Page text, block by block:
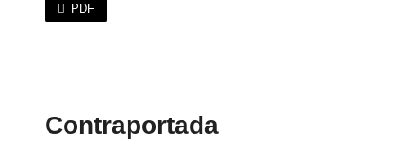
PDF
Contraportada